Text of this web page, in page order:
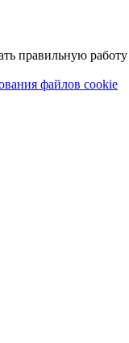
правильную работу
файлов cookie